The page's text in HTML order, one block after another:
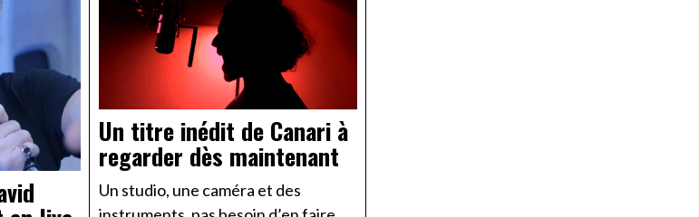
Un titre inédit de Canari à
regarder dès maintenant
Un studio, une caméra et des